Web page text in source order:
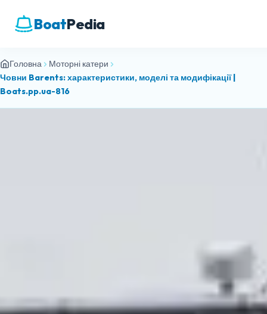
BoatPedia
Головна
Моторні катери
Човни Barents: характеристики, моделі та модифікації |
Boats.pp.ua-816